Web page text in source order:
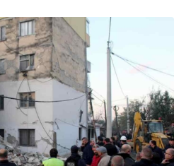
Astrabilia 2026